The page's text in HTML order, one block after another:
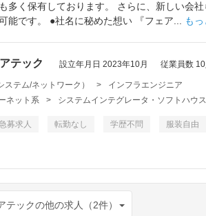
多く保有しております。 さらに、新しい会
能です。 ●社名に秘めた想い 『フェア...
も
テック 設立年月日 2023年10月 従業員数 10
テム/ネットワーク） > インフラエンジニア
ネット系 > システムインテグレータ・ソフトハウス
募求人 転勤なし 学歴不問 服装自由
ックの他の求人（2件）